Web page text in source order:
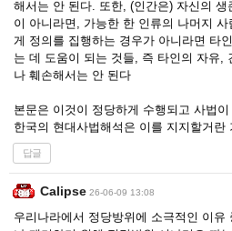
해서는 안 된다. 또한, (인간은) 자신의
이 아니라면, 가능한 한 인류의 나머지
게 정의를 집행하는 경우가 아니라면 타
는 데 도움이 되는 것들, 즉 타인의 자유,
나 훼손해서는 안 된다
본문은 이것이 정당하게 수행되고 사법
한국의 현대사법해석은 이를 지지할거란
답글
Calipse 26-06-09 13:08
우리나라에서 정당방위에 소극적인 이유